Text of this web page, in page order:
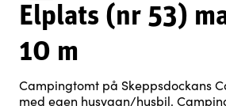
Elplats (nr 53)
10 m
Campingtomt på Skeppsdockans
med egen husvagn/husbil.